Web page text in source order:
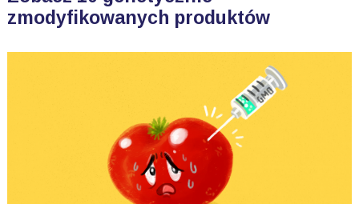
zmodyfikowanych produktów